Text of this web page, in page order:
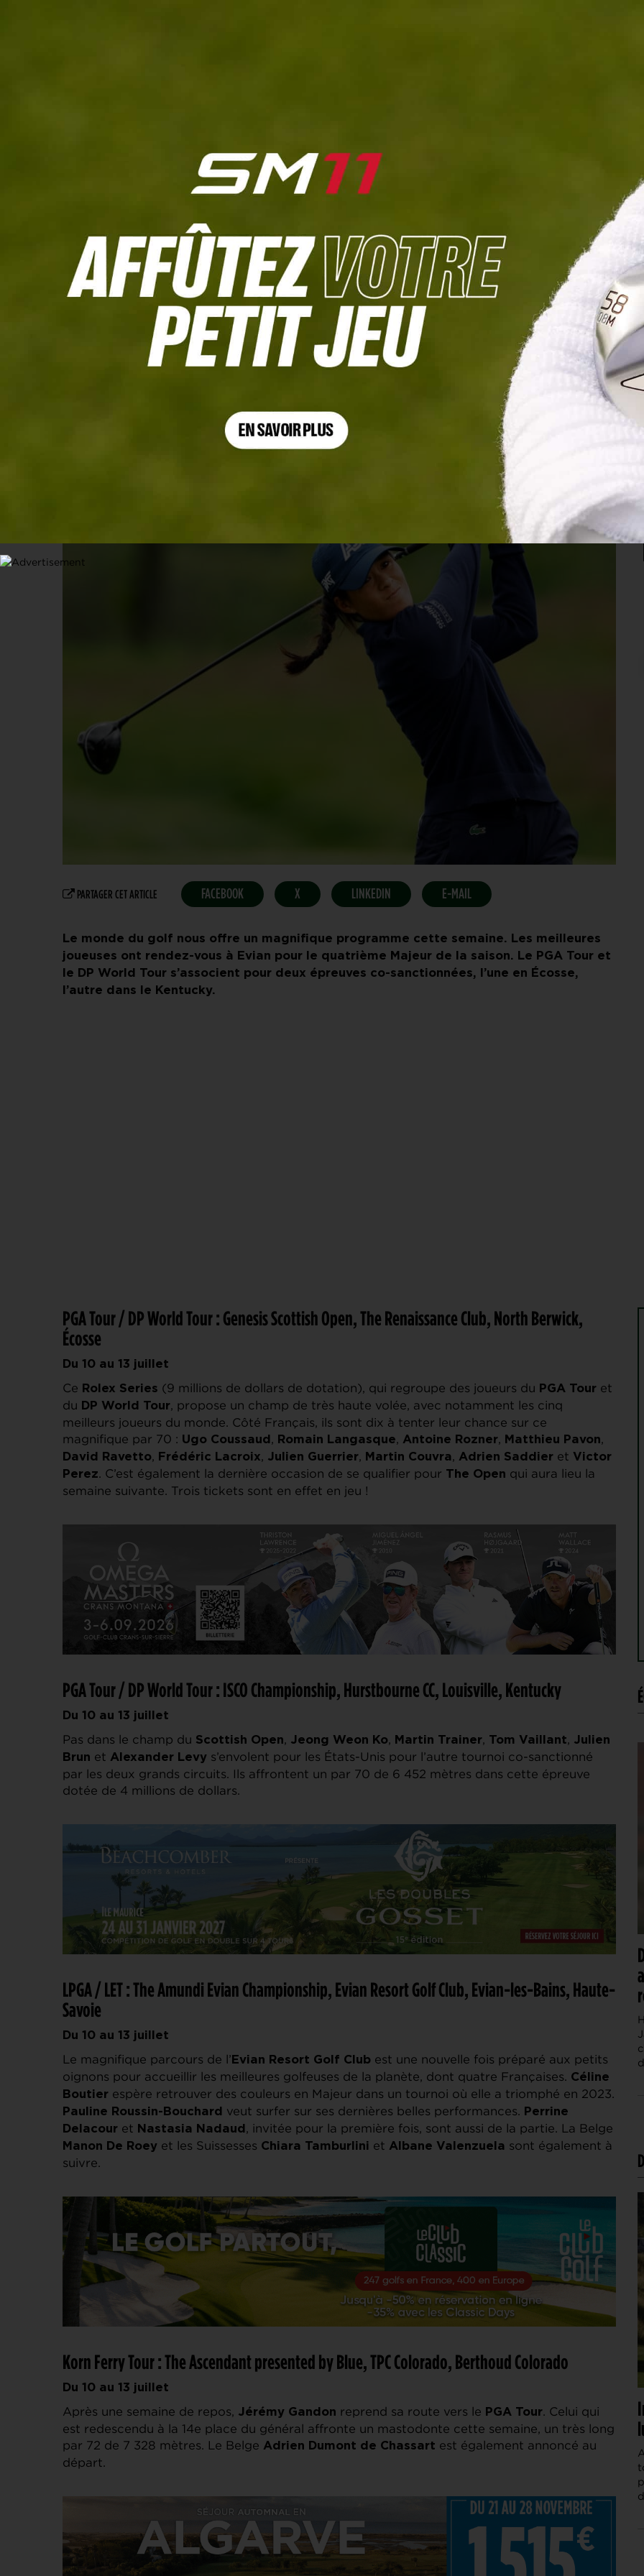
Quatre Françaises à l’Amundi Evian Championship et une constellation de
stars au Scottish Open au programme de la semaine
PARTAGER CET ARTICLE FACEBOOK X LINKEDIN E-MAIL
Le monde du golf nous offre un magnifique programme cette semaine. Les meilleures
joueuses ont rendez-vous à Evian pour le quatrième Majeur de la saison. Le PGA Tour et
le DP World Tour s’associent pour deux épreuves co-sanctionnées, l’une en Écosse,
l’autre dans le Kentucky.
PGA Tour / DP World Tour : Genesis Scottish Open, The Renaissance Club, North Berwick,
Écosse
Du 10 au 13 juillet
Ce Rolex Series (9 millions de dollars de dotation), qui regroupe des joueurs du PGA Tour et
du DP World Tour, propose un champ de très haute volée, avec notamment les cinq
meilleurs joueurs du monde. Côté Français, ils sont dix à tenter leur chance sur ce
magnifique par 70 : Ugo Coussaud , Romain Langasque, Antoine Rozner, Matthieu Pavon,
David Ravetto, Frédéric Lacroix, Julien Guerrier, Martin Couvra, Adrien Saddier et Victor
Perez. C’est également la dernière occasion de se qualifier pour The Open qui aura lieu la
semaine suivante. Trois tickets sont en effet en jeu !
PGA Tour / DP World Tour : ISCO Championship, Hurstbourne CC, Louisville, Kentucky
Du 10 au 13 juillet
Pas dans le champ du Scottish Open, Jeong Weon Ko, Martin Trainer, Tom Vaillant, Julien
Brun et Alexander Levy s’envolent pour les États-Unis pour l’autre tournoi co-sanctionné
par les deux grands circuits. Ils affrontent un par 70 de 6 452 mètres dans cette épreuve
dotée de 4 millions de dollars.
LPGA / LET : The Amundi Evian Championship, Evian Resort Golf Club, Evian-les-Bains, Haute-
Savoie
Du 10 au 13 juillet
Le magnifique parcours de l’ Evian Resort Golf Club est une nouvelle fois préparé aux petits
oignons pour accueillir les meilleures golfeuses de la planète, dont quatre Françaises. Céline
Boutier espère retrouver des couleurs en Majeur dans un tournoi où elle a triomphé en 2023.
Pauline Roussin-Bouchard veut surfer sur ses dernières belles performances. Perrine
Delacour et Nastasia Nadaud , invitée pour la première fois, sont aussi de la partie. La Belge
Manon De Roey et les Suissesses Chiara Tamburlini et Albane Valenzuela sont également à
suivre.
Korn Ferry Tour : The Ascendant presented by Blue, TPC Colorado, Berthoud Colorado
Du 10 au 13 juillet
Après une semaine de repos, Jérémy Gandon reprend sa route vers le PGA Tour. Celui qui
est redescendu à la 14e place du général affronte un mastodonte cette semaine, un très long
par 72 de 7 328 mètres. Le Belge Adrien Dumont de Chassart est également annoncé au
départ.